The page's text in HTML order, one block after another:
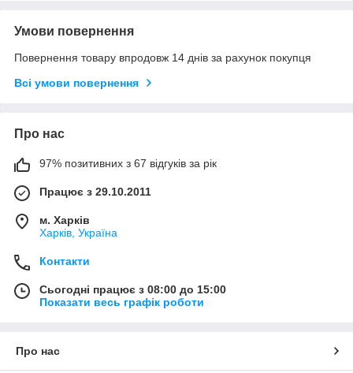
Умови повернення
Повернення товару впродовж 14 днів за рахунок покупця
Всі умови повернення
Про нас
97% позитивних з 67 відгуків за рік
Працює з 29.10.2011
м. Харків
Харків, Україна
Контакти
Сьогодні працює з 08:00 до 15:00
Показати весь графік роботи
Про нас